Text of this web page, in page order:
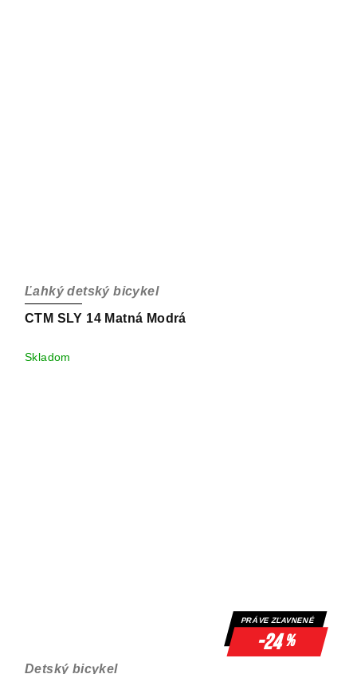
CTM SLY 14 Matná Modrá
Ľahký detský bicykel
Skladom
PRÁVE ZĽAVNENÉ
-24%
Detský bicykel